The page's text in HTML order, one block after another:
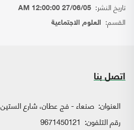
تاريخ النشر: 27/06/05 12:00:00 AM
القسم: العلوم الاجتماعية
اتصل بنا
العنوان: صنعاء - فج عطان، شارع الستين
رقم التلفون: 9671450121